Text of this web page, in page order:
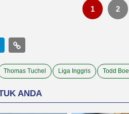
1 2
Thomas Tuchel Liga Inggris Todd